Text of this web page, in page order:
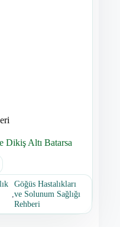
Dikiş Altı Batarsa
,
Göğüs Hastalıkları
ve Solunum Sağlığı
Rehberi